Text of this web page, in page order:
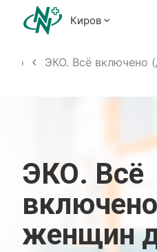
Киров
ЭКО. Всё включено
ЭКО. Всё
женщин